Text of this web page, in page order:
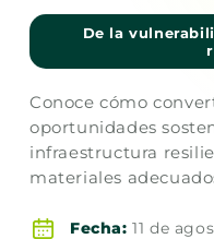
De la
Conoce cómo
oportunidades
infraestructura
materiales
Fecha: 11 de